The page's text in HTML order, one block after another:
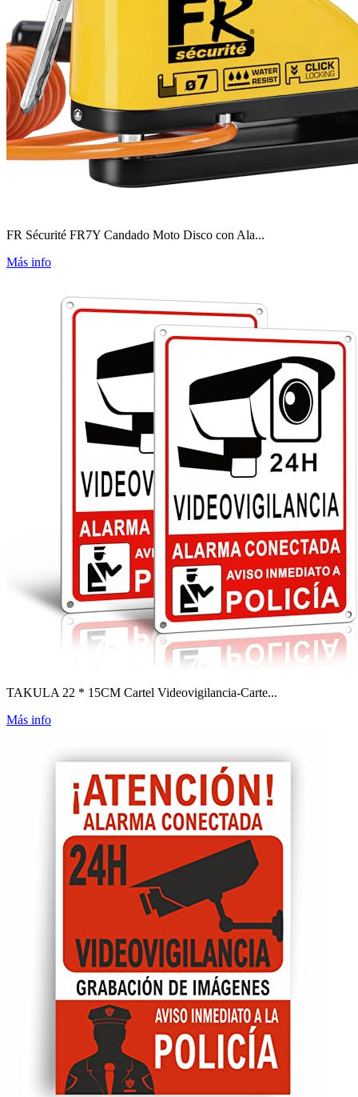
FR Sécurité FR7Y Candado Moto Disco con Ala...
Más info
TAKULA 22 * 15CM Cartel Videovigilancia-Carte...
Más info